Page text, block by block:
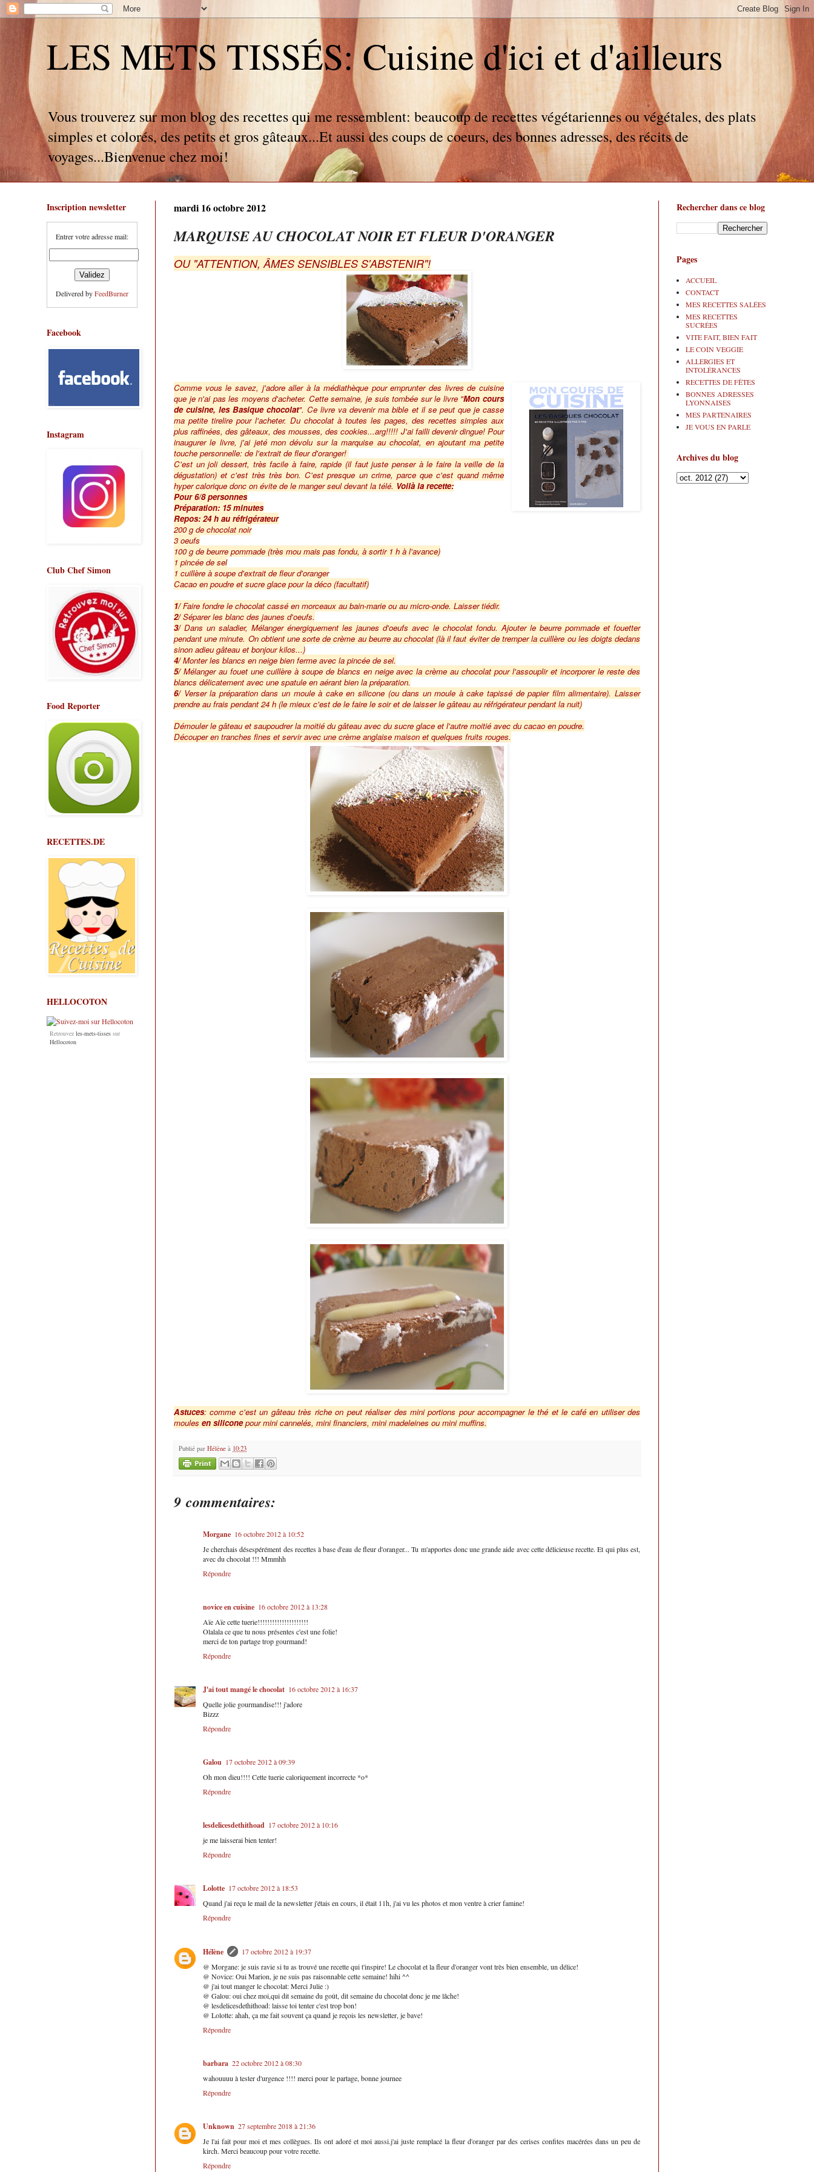
LES METS TISSÉS: Cuisine d'ici et d'ailleurs
Vous trouverez sur mon blog des recettes qui me ressemblent: beaucoup de recettes végétariennes ou végétales, des plats
simples et colorés, des petits et gros gâteaux...Et aussi des coups de coeurs, des bonnes adresses, des récits de
voyages...Bienvenue chez moi!
mardi 16 octobre 2012
MARQUISE AU CHOCOLAT NOIR ET FLEUR D'ORANGER
OU "ATTENTION, ÂMES SENSIBLES S'ABSTENIR"!
Comme vous le savez, j'adore aller à la médiathèque pour emprunter des livres de cuisine
que je n'ai pas les moyens d'acheter. Cette semaine, je suis tombée sur le livre "Mon cours
de cuisine, les Basique chocolat". Ce livre va devenir ma bible et il se peut que je casse
ma petite tirelire pour l'acheter. Du chocolat à toutes les pages, des recettes simples aux
plus raffinées, des gâteaux, des mousses, des cookies...arg!!!!! J'ai failli devenir dingue! Pour
inaugurer le livre, j'ai jeté mon dévolu sur la marquise au chocolat, en ajoutant ma petite
touche personnelle: de l'extrait de fleur d'oranger!
C'est un joli dessert, très facile à faire, rapide (il faut juste penser à le faire la veille de la
dégustation) et c'est très très bon. C'est presque un crime, parce que c'est quand même
hyper calorique donc on évite de le manger seul devant la télé. Voilà la recette:
Pour 6/8 personnes
Préparation: 15 minutes
Repos: 24 h au réfrigérateur
200 g de chocolat noir
3 oeufs
100 g de beurre pommade (très mou mais pas fondu, à sortir 1 h à l'avance)
1 pincée de sel
1 cuillère à soupe d'extrait de fleur d'oranger
Cacao en poudre et sucre glace pour la déco (facultatif)
1/Faire fondre le chocolat cassé en morceaux au bain-marie ou au micro-onde. Laisser tiédir.
2/Séparer les blanc des jaunes d'oeufs.
3/Dans un saladier, Mélanger énergiquement les jaunes d'oeufs avec le chocolat fondu. Ajouter le beurre pommade et fouetter
pendant une minute. On obtient une sorte de crème au beurre au chocolat (là il faut éviter de tremper la cuillère ou les doigts dedans
sinon adieu gâteau et bonjour kilos...)
4/Monter les blancs en neige bien ferme avec la pincée de sel.
5/ Mélanger au fouet une cuillère à soupe de blancs en neige avec la crème au chocolat pour l'assouplir et incorporer le reste des
blancs délicatement avec une spatule en aérant bien la préparation.
6/ Verser la préparation dans un moule à cake en silicone (ou dans un moule à cake tapissé de papier film alimentaire). Laisser
prendre au frais pendant 24 h (le mieux c'est de le faire le soir et de laisser le gâteau au réfrigérateur pendant la nuit)
Démouler le gâteau et saupoudrer la moitié du gâteau avec du sucre glace et l'autre moitié avec du cacao en poudre.
Découper en tranches fines et servir avec une crème anglaise maison et quelques fruits rouges.
Astuces: comme c'est un gâteau très riche on peut réaliser des mini portions pour accompagner le thé et le café en utiliser des
moules en siliconepour mini cannelés, mini financiers, mini madeleines ou mini muffins.
Publié par Hélène à 10:23
9 commentaires:
Morgane 16 octobre 2012 à 10:52
Je cherchais désespérément des recettes à base d'eau de fleur d'oranger... Tu m'apportes donc une grande aide avec cette délicieuse recette. Et qui plus est,
avec du chocolat !!! Mmmhh
Répondre
novice en cuisine 16 octobre 2012 à 13:28
Aïe Aïe cette tuerie!!!!!!!!!!!!!!!!!!!!!
Olalala ce que tu nous présentes c'est une folie!
merci de ton partage trop gourmand!
Répondre
J'ai tout mangé le chocolat 16 octobre 2012 à 16:37
Quelle jolie gourmandise!!! j'adore
Bizzz
Répondre
Galou 17 octobre 2012 à 09:39
Oh mon dieu!!!! Cette tuerie caloriquement incorrecte *o*
Répondre
lesdelicesdethithoad 17 octobre 2012 à 10:16
je me laisserai bien tenter!
Répondre
Lolotte 17 octobre 2012 à 18:53
Quand j'ai reçu le mail de la newsletter j'étais en cours, il était 11h, j'ai vu les photos et mon ventre à crier famine!
Répondre
Hélène
17 octobre 2012 à 19:37
@ Morgane: je suis ravie si tu as trouvé une recette qui t'inspire! Le chocolat et la fleur d'oranger vont très bien ensemble, un délice!
@ Novice: Oui Marion, je ne suis pas raisonnable cette semaine! hihi ^^
@ j'ai tout manger le chocolat: Merci Julie :)
@ Galou: oui chez moi,qui dit semaine du goût, dit semaine du chocolat donc je me lâche!
@ lesdelicesdethithoad: laisse toi tenter c'est trop bon!
@ Lolotte: ahah, ça me fait souvent ça quand je reçois les newsletter, je bave!
Répondre
barbara 22 octobre 2012 à 08:30
wahouuuu à tester d'urgence !!!! merci pour le partage, bonne journee
Répondre
Unknown 27 septembre 2018 à 21:36
Je l'ai fait pour moi et mes collègues. Ils ont adoré et moi aussi.j'ai juste remplacé la fleur d'oranger par des cerises confites macérées dans un peu de
kirch. Merci beaucoup pour votre recette.
Répondre
Inscription newsletter
Entrer votre adresse mail:
Delivered byFeedBurner
Facebook
Instagram
Club Chef Simon
Food Reporter
RECETTES.DE
HELLOCOTON
Retrouvez les-mets-tisses sur
Hellocoton
Rechercher dans ce blog
Pages
ACCUEIL
CONTACT
MES RECETTES SALÉES
MES RECETTES
SUCRÉES
VITE FAIT, BIEN FAIT
LE COIN VEGGIE
ALLERGIES ET
INTOLÉRANCES
RECETTES DE FÊTES
BONNES ADRESSES
LYONNAISES
MES PARTENAIRES
JE VOUS EN PARLE
Archives du blog